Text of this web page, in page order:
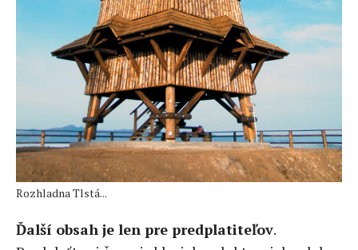
Rozhladna Tlstá...
Ďalší obsah je len pre predplatiteľov.